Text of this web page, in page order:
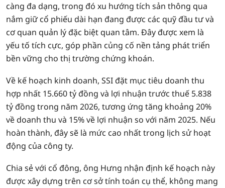
càng đa dạng, trong đó xu hướng tích sản thông qua
nắm giữ cổ phiếu dài hạn đang được các quỹ đầu tư và
cơ quan quản lý đặc biệt quan tâm. Đây được xem là
yếu tố tích cực, góp phần củng cố nền tảng phát triển
bền vững cho thị trường chứng khoán.
Về kế hoạch kinh doanh, SSI đặt mục tiêu doanh thu
hợp nhất 15.660 tỷ đồng và lợi nhuận trước thuế 5.838
tỷ đồng trong năm 2026, tương ứng tăng khoảng 20%
về doanh thu và 15% về lợi nhuận so với năm 2025. Nếu
hoàn thành, đây sẽ là mức cao nhất trong lịch sử hoạt
động của công ty.
Chia sẻ với cổ đông, ông Hưng nhận định kế hoạch này
được xây dựng trên cơ sở tính toán cụ thể, không mang